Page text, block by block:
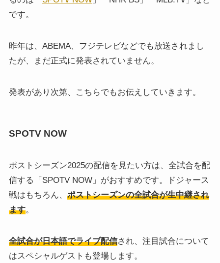
です。
昨年は、ABEMA、フジテレビなどでも放送されまし
たが、まだ正式に発表されていません。
発表があり次第、こちらでもお伝えしていきます。
SPOTV NOW
ポストシーズン2025の配信を見たい方は、全試合を配
信する「SPOTV NOW」がおすすめです。ドジャース
戦はもちろん、 ポストシーズンの全試合が生中継され
ます。
全試合が日本語でライブ配信され、注目試合について
はスペシャルゲストも登場します。